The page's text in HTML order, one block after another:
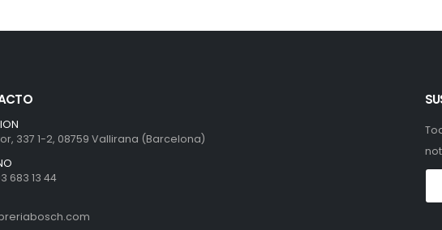
337 1-2, 08759 Vallirana (Barcelona)
683 13 44